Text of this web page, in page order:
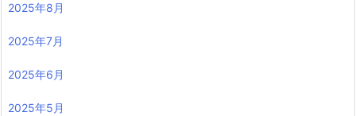
2025年8月
2025年7月
2025年6月
2025年5月